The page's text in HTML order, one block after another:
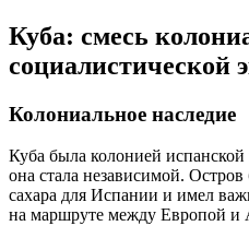
Куба: смесь
социалистической
Колониальное наследие
Куба была колонией
она стала независимой.
сахара для Испании и имел
на маршруте между Европой и